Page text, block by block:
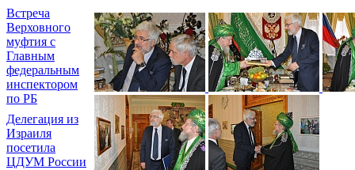
Встреча
Верховного
муфтия с
Главным
федеральным
инспектором
по РБ
Делегация из
Израиля
посетила
ЦДУМ России